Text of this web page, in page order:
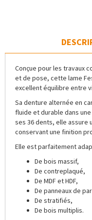
Conçue pour les travaux
et de pose, cette lame
excellent équilibre entre
Sa denture alternée en
fluide et durable dans
ses 36 dents, elle assure
conservant une finition
Elle est parfaitement
De bois massif,
De contreplaqué,
De MDF et HDF,
De panneaux de
De stratifiés,
De bois multiplis.